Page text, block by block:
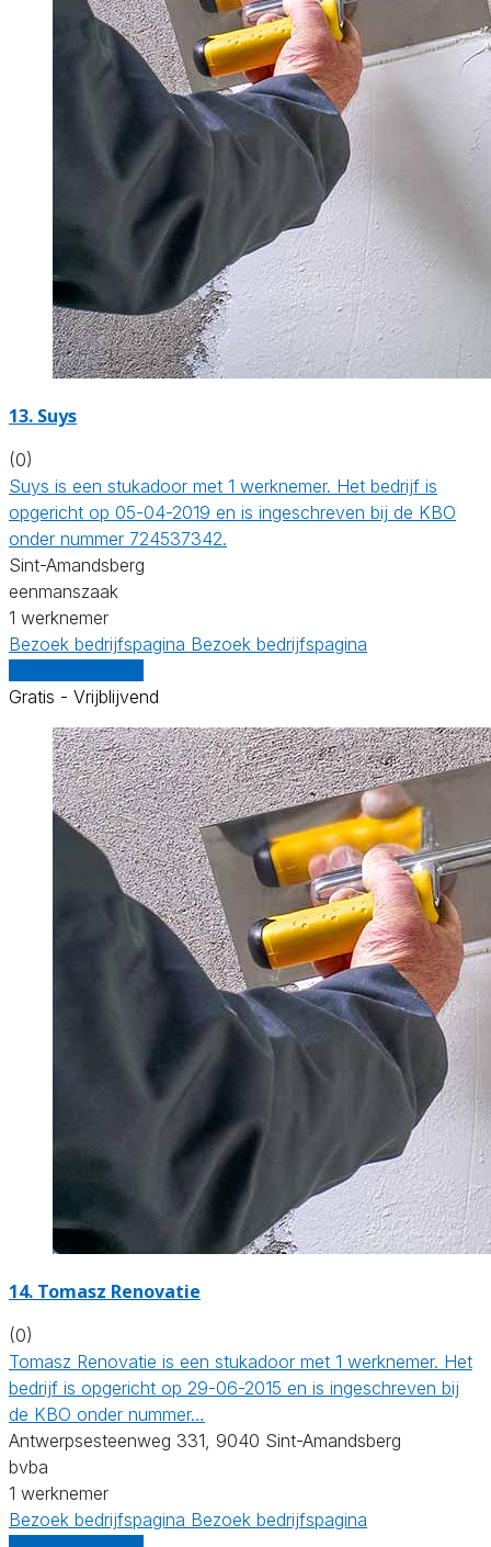
13. Suys
(0)
Suys is een stukadoor met 1 werknemer. Het bedrijf is
opgericht op 05-04-2019 en is ingeschreven bij de KBO
onder nummer 724537342.
Sint-Amandsberg
eenmanszaak
1 werknemer
Bezoek bedrijfspagina Bezoek bedrijfspagina
Gratis - Vrijblijvend
14. Tomasz Renovatie
(0)
Tomasz Renovatie is een stukadoor met 1 werknemer. Het
bedrijf is opgericht op 29-06-2015 en is ingeschreven bij
de KBO onder nummer…
Antwerpsesteenweg 331, 9040 Sint-Amandsberg
bvba
1 werknemer
Bezoek bedrijfspagina Bezoek bedrijfspagina